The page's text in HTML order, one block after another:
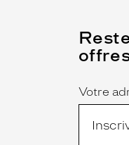
Name
Votre
(Ce
champ
est
obligatoire)